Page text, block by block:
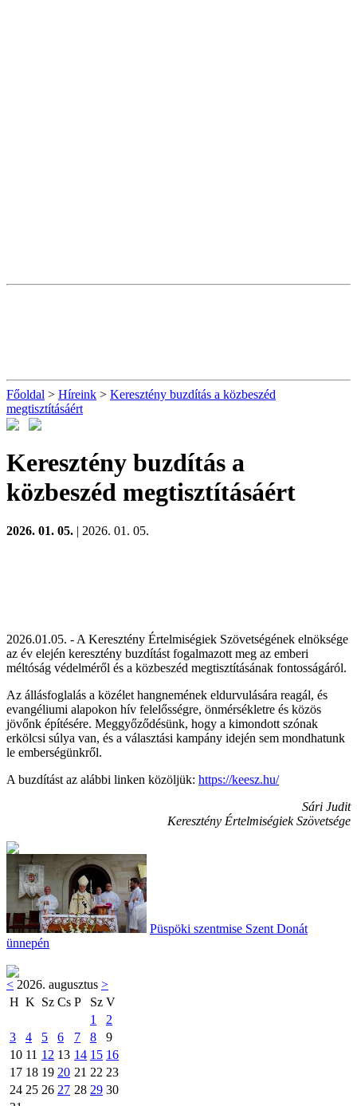
Főoldal > Híreink > Keresztény buzdítás a közbeszéd
megtisztításáért
Keresztény buzdítás a
közbeszéd megtisztításáért
2026. 01. 05. | 2026. 01. 05.
2026.01.05. - A Keresztény Értelmiségiek Szövetségének elnöksége
az év elején keresztény buzdítást fogalmazott meg az emberi
méltóság védelméről és a közbeszéd megtisztításának fontosságáról.
Az állásfoglalás a közélet hangnemének eldurvulására reagál, és
evangéliumi alapokon hív felelősségre, önmérsékletre és közös
jövőnk építésére. Meggyőződésünk, hogy a kimondott szónak
erkölcsi súlya van, és a választási kampány idején sem mondhatunk
le emberségünkről.
A buzdítást az alábbi linken közöljük: https://keesz.hu/
Sári Judit
Keresztény Értelmiségiek Szövetsége
Püspöki szentmise Szent Donát
ünnepén
< 2026. augusztus >
H K Sz Cs P Sz V
1
2
3
4 5 6 7 8
9
10 11 12 13 14 15 16
17 18 19 20 21 22 23
24 25 26 27 28 29 30